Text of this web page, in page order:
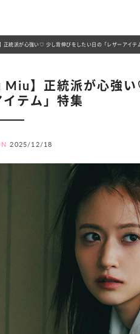
正統派が心強い♡ 少し背伸びをしたい日の「レザーアイテ
Miu】正統派が心強
テム」特集
2025/12/18